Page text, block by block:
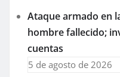
Ataque armado en
hombre fallecido;
cuentas
5 de agosto de 2026